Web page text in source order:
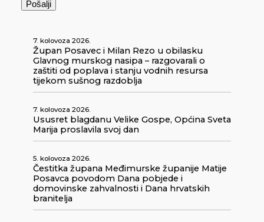
7. kolovoza 2026.
Župan Posavec i Milan Rezo u obilasku
Glavnog murskog nasipa – razgovarali o
zaštiti od poplava i stanju vodnih resursa
tijekom sušnog razdoblja
7. kolovoza 2026.
Ususret blagdanu Velike Gospe, Općina Sveta
Marija proslavila svoj dan
5. kolovoza 2026.
Čestitka župana Međimurske županije Matije
Posavca povodom Dana pobjede i
domovinske zahvalnosti i Dana hrvatskih
branitelja